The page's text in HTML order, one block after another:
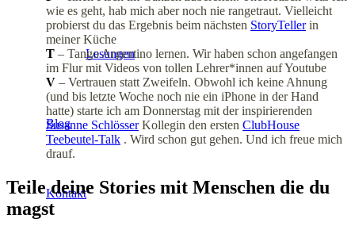
Lesungen
Blog
Kontakt
wie es geht, hab mich aber noch nie rangetraut. Vielleicht
probierst du das Ergebnis beim nächsten StoryTellerin
meiner Küche
T – Tango Argentino lernen. Wir haben schon angefangen
im Flur mit Videos von tollen Lehrer*innen auf Youtube
V – Vertrauen statt Zweifeln. Obwohl ich keine Ahnung
(und bis letzte Woche noch nie ein iPhone in der Hand
hatte) starte ich am Donnerstag mit der inspirierenden
Susanne SchlösserKollegin den ersten ClubHouse
Teebeutel-Talk . Wird schon gut gehen. Und ich freue mich
drauf.
Teile deine Stories mit Menschen die du
magst